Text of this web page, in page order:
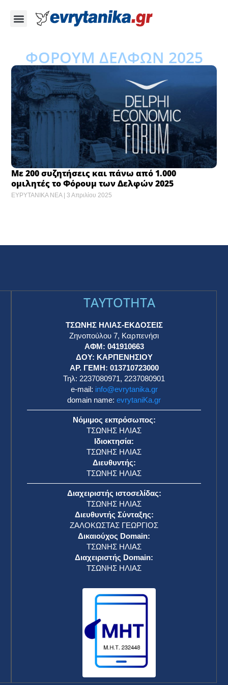
ΦΟΡΟΥΜ ΔΕΛΦΩΝ 2025
Με 200 συζητήσεις και πάνω από 1.000
ομιλητές το Φόρουμ των Δελφών 2025
ΕΥΡΥΤΑΝΙΚΑ ΝΕΑ 3 Απριλίου 2025
TAYTOTHTA
ΤΣΩΝΗΣ ΗΛΙΑΣ-ΕΚΔΟΣΕΙΣ
Ζηνοπούλου 7, Καρπενήσι
ΑΦΜ: 041910663
ΔΟΥ: ΚΑΡΠΕΝΗΣΙΟΥ
ΑΡ. ΓΕΜΗ: 013710723000
Τηλ: 2237080971, 2237080901
e-mail: info@evrytanika.gr
domain name: evrytaniKa.gr
Νόμιμος εκπρόσωπος:
ΤΣΩΝΗΣ ΗΛΙΑΣ
Ιδιοκτησία:
ΤΣΩΝΗΣ ΗΛΙΑΣ
Διευθυντής:
ΤΣΩΝΗΣ ΗΛΙΑΣ
Διαχειριστής ιστοσελίδας:
ΤΣΩΝΗΣ ΗΛΙΑΣ
Διευθυντής Σύνταξης:
ΖΑΛΟΚΩΣΤΑΣ ΓΕΩΡΓΙΟΣ
Δικαιούχος Domain:
ΤΣΩΝΗΣ ΗΛΙΑΣ
Διαχειριστής Domain:
ΤΣΩΝΗΣ ΗΛΙΑΣ